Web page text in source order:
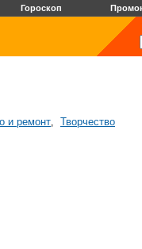
Гороскоп
и ремонт, Творчество